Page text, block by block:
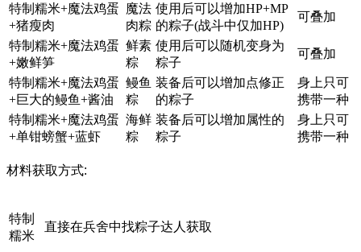
特制糯米+魔法鸡蛋
+猪瘦肉
魔法
肉粽
使用后可以增加HP+MP
的粽子(战斗中仅加HP)
可叠加
特制糯米+魔法鸡蛋
+嫩鲜笋
鲜素
粽
使用后可以随机变身为
粽子
可叠加
特制糯米+魔法鸡蛋
+巨大的鳗鱼+酱油
鳗鱼
粽
装备后可以增加点修正
的粽子
身上只可
携带一种
特制糯米+魔法鸡蛋
+单钳螃蟹+蓝虾
海鲜
粽
装备后可以增加属性的
粽子
身上只可
携带一种
材料获取方式:
特制
糯米
直接在兵舍中找粽子达人获取